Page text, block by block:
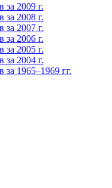
за 2009 г.
за 2008 г.
за 2007 г.
за 2006 г.
за 2005 г.
за 2004 г.
за 1965–1969 гг.